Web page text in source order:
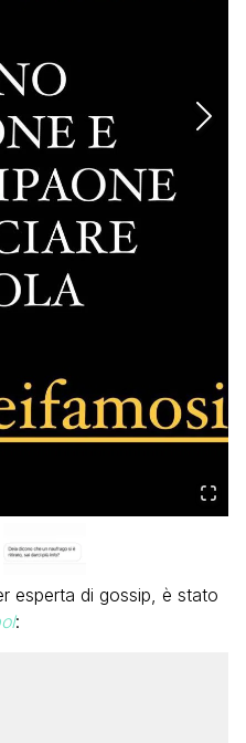
esperta di gossip, è stato
: